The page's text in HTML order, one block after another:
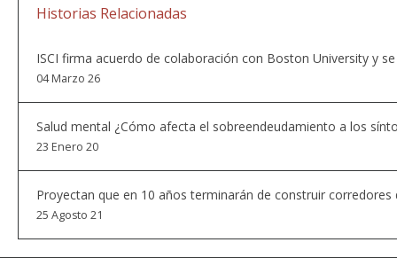
Historias Relacionadas
ISCI firma acuerdo de colaboración con Boston University y
04 Marzo 26
Salud mental ¿Cómo afecta el sobreendeudamiento a los
23 Enero 20
Proyectan que en 10 años terminarán de construir
25 Agosto 21